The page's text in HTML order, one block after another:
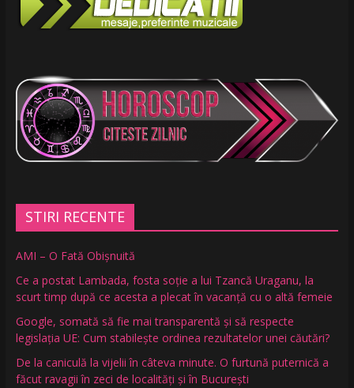
STIRI RECENTE
AMI – O Fată Obişnuită
Ce a postat Lambada, fosta soție a lui Tzancă Uraganu, la
scurt timp după ce acesta a plecat în vacanță cu o altă femeie
Google, somată să fie mai transparentă și să respecte
legislația UE: Cum stabilește ordinea rezultatelor unei căutări?
De la caniculă la vijelii în câteva minute. O furtună puternică a
făcut ravagii în zeci de localități și în București